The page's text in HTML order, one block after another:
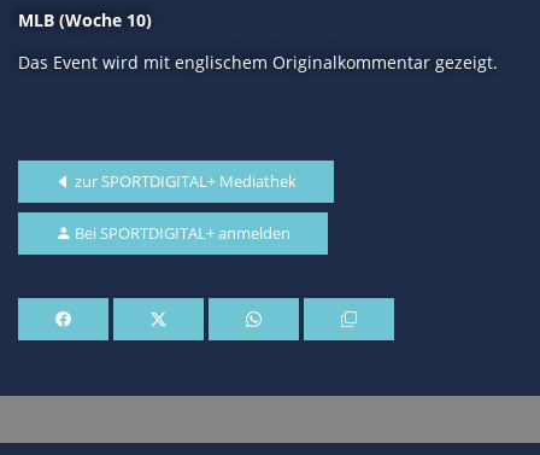
MLB (Woche 10)
Das Event wird mit englischem Originalkommentar gezeigt.
zur SPORTDIGITAL+ Mediathek
Bei SPORTDIGITAL+ anmelden